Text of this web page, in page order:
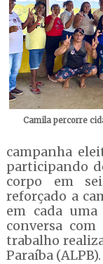
Camila percorre
campanha
participando
corpo em
reforçado a
em cada
conversa com
trabalho
Paraíba (ALPB).